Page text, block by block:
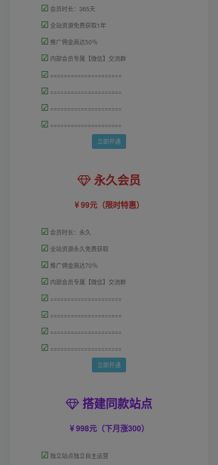
☑ 会员时长：365天
☑ 全站资源免费获取1年
☑ 推广佣金高达50％
☑ 内部会员专属【微信】交流群
☑ =====================
☑ =====================
☑ =====================
☑ =====================
立即开通
永久会员
99元（限时特惠）
☑ 会员时长：永久
☑ 全站资源永久免费获取
☑ 推广佣金高达70％
☑ 内部会员专属【微信】交流群
☑ =====================
☑ =====================
☑ =====================
☑ =====================
立即开通
搭建同款站点
998元（下月涨300）
☑ 独立站点独立自主运营